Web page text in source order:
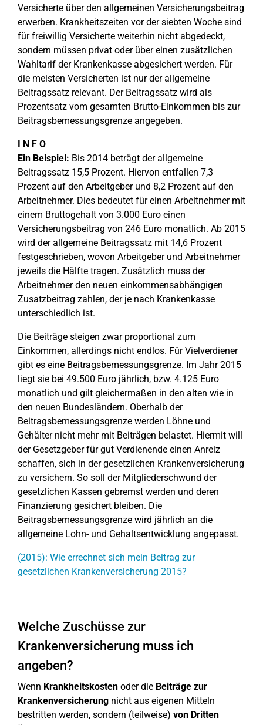
Versicherte über den allgemeinen Versicherungsbeitrag
erwerben. Krankheitszeiten vor der siebten Woche sind
für freiwillig Versicherte weiterhin nicht abgedeckt,
sondern müssen privat oder über einen zusätzlichen
Wahltarif der Krankenkasse abgesichert werden. Für
die meisten Versicherten ist nur der allgemeine
Beitragssatz relevant. Der Beitragssatz wird als
Prozentsatz vom gesamten Brutto-Einkommen bis zur
Beitragsbemessungsgrenze angegeben.
I N F O
Ein Beispiel: Bis 2014 beträgt der allgemeine
Beitragssatz 15,5 Prozent. Hiervon entfallen 7,3
Prozent auf den Arbeitgeber und 8,2 Prozent auf den
Arbeitnehmer. Dies bedeutet für einen Arbeitnehmer mit
einem Bruttogehalt von 3.000 Euro einen
Versicherungsbeitrag von 246 Euro monatlich. Ab 2015
wird der allgemeine Beitragssatz mit 14,6 Prozent
festgeschrieben, wovon Arbeitgeber und Arbeitnehmer
jeweils die Hälfte tragen. Zusätzlich muss der
Arbeitnehmer den neuen einkommensabhängigen
Zusatzbeitrag zahlen, der je nach Krankenkasse
unterschiedlich ist.
Die Beiträge steigen zwar proportional zum
Einkommen, allerdings nicht endlos. Für Vielverdiener
gibt es eine Beitragsbemessungsgrenze. Im Jahr 2015
liegt sie bei 49.500 Euro jährlich, bzw. 4.125 Euro
monatlich und gilt gleichermaßen in den alten wie in
den neuen Bundesländern. Oberhalb der
Beitragsbemessungsgrenze werden Löhne und
Gehälter nicht mehr mit Beiträgen belastet. Hiermit will
der Gesetzgeber für gut Verdienende einen Anreiz
schaffen, sich in der gesetzlichen Krankenversicherung
zu versichern. So soll der Mitgliederschwund der
gesetzlichen Kassen gebremst werden und deren
Finanzierung gesichert bleiben. Die
Beitragsbemessungsgrenze wird jährlich an die
allgemeine Lohn- und Gehaltsentwicklung angepasst.
(2015): Wie errechnet sich mein Beitrag zur
gesetzlichen Krankenversicherung 2015?
Welche Zuschüsse zur
Krankenversicherung muss ich
angeben?
Wenn Krankheitskosten oder die Beiträge zur
Krankenversicherung nicht aus eigenen Mitteln
bestritten werden, sondern (teilweise) von Dritten